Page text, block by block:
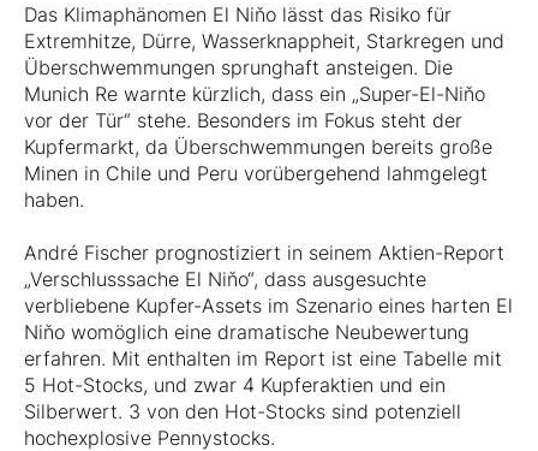
Das Klimaphänomen El Niňo lässt das Risiko für
Extremhitze, Dürre, Wasserknappheit, Starkregen und
Überschwemmungen sprunghaft ansteigen. Die
Munich Re warnte kürzlich, dass ein „Super-El-Niňo
vor der Tür“ stehe. Besonders im Fokus steht der
Kupfermarkt, da Überschwemmungen bereits große
Minen in Chile und Peru vorübergehend lahmgelegt
haben.
André Fischer prognostiziert in seinem Aktien-Report
„Verschlusssache El Niňo“, dass ausgesuchte
verbliebene Kupfer-Assets im Szenario eines harten El
Niňo womöglich eine dramatische Neubewertung
erfahren. Mit enthalten im Report ist eine Tabelle mit
5 Hot-Stocks, und zwar 4 Kupferaktien und ein
Silberwert. 3 von den Hot-Stocks sind potenziell
hochexplosive Pennystocks.